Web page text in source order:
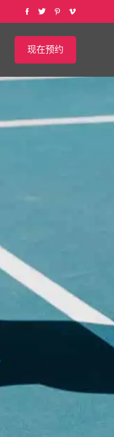
现在预约